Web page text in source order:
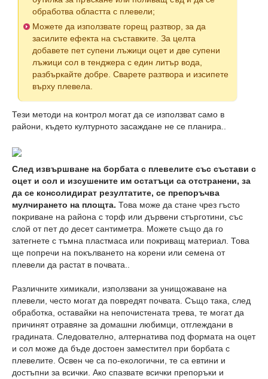
обработва областта с плевели;
Можете да използвате горещ разтвор, за да
засилите ефекта на съставките. За целта
добавете пет супени лъжици оцет и две супени
лъжици сол в тенджера с един литър вода,
разбъркайте добре. Сварете разтвора и изсипете
върху плевела.
Тези методи на контрол могат да се използват само в
райони, където културното засаждане не се планира..
След извършване на борбата с плевелите със състави с
оцет и сол и изсушените им остатъци са отстранени, за
да се консолидират резултатите, се препоръчва
мулчирането на площта. Това може да стане чрез гъсто
покриване на района с торф или дървени стърготини, със
слой от пет до десет сантиметра. Можете също да го
затегнете с тъмна пластмаса или покриващ материал. Това
ще попречи на покълването на корени или семена от
плевели да растат в почвата..
Различните химикали, използвани за унищожаване на
плевели, често могат да повредят почвата. Също така, след
обработка, оставайки на непочистената трева, те могат да
причинят отравяне за домашни любимци, отглеждани в
градината. Следователно, алтернатива под формата на оцет
и сол може да бъде достоен заместител при борбата с
плевелите. Освен че са по-екологични, те са евтини и
достъпни за всички. Ако спазвате всички препоръки и